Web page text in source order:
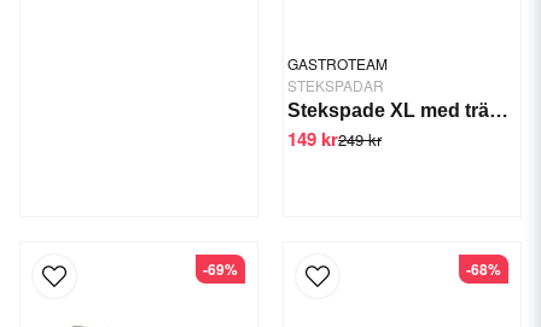
GASTROTEAM
STEKSPADAR
Stekspade XL med trähandtag
249 kr
149 kr
-69% -68%